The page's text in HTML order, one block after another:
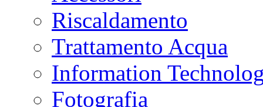
Riscaldamento
Trattamento Acqua
Information
Fotografia